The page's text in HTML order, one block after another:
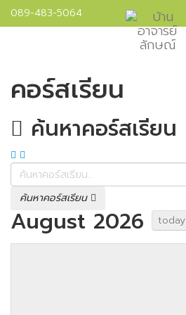
089-483-5064
คอร์สเรียน
ค้นหาคอร์สเรียน
ค้นหาคอร์สเรียน
August 2026 today